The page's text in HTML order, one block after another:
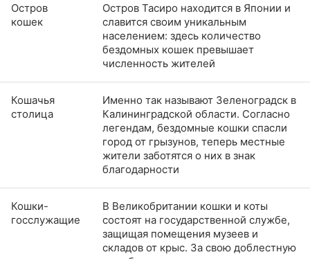
Остров
кошек
Остров Тасиро находится в Японии и
славится своим уникальным
населением: здесь количество
бездомных кошек превышает
численность жителей
Кошачья
столица
Именно так называют Зеленоградск в
Калининградской области. Согласно
легендам, бездомные кошки спасли
город от грызунов, теперь местные
жители заботятся о них в знак
благодарности
Кошки-
госслужащие
В Великобритании кошки и коты
состоят на государственной службе,
защищая помещения музеев и
складов от крыс. За свою доблестную